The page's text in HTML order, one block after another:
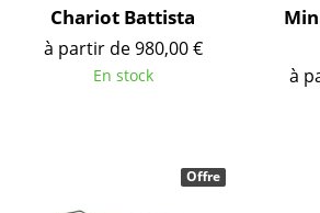
Lampes sans fil
... voir tous les luminaires
Chariot Battista
à partir de 980,00 €
En stock à
Offre